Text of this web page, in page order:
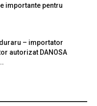
importante pentru
– importator
autorizat DANOSA